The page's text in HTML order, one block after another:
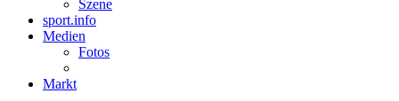
Szene
sport.info
Medien
Fotos
Markt